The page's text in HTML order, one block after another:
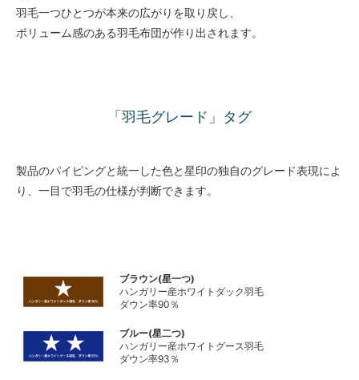
羽毛一つひとつが本来の広がりを取り戻し、
ボリューム感のある羽毛布団が作り出されます。
「羽毛グレード」タグ
製品のパイピングと統一した色と星印の独自のグレード表現によ
り、一目で羽毛の仕様が判断できます。
ブラウン(星一つ)
ハンガリー産ホワイトダック羽毛
ダウン率90％
ブルー(星二つ)
ハンガリー産ホワイトグース羽毛
ダウン率93％